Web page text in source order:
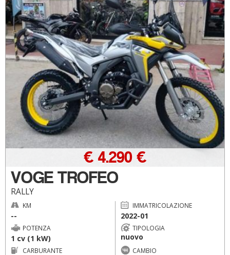
VOGE TROFEO
RALLY
€ 4.290 €
KM
--
IMMATRICOLAZIONE
2022-01
POTENZA
1 cv (1 kW)
TIPOLOGIA
nuovo
CARBURANTE CAMBIO